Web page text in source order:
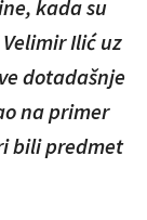
kada su
Velimir Ilić uz
dotadašnje
na primer
bili predmet